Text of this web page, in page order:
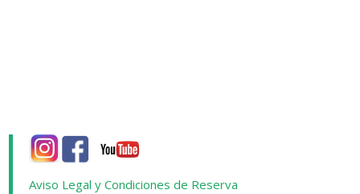
Aviso Legal y Condiciones de Reserva